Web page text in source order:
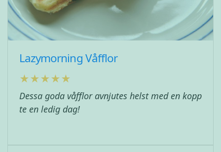
Lazymorning Våfflor
Dessa goda våfflor avnjutes helst med en kopp
te en ledig dag!